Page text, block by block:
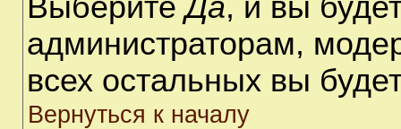
ВыберитеДа, и вы
администраторам,
всех остальных вы
Вернуться к началу